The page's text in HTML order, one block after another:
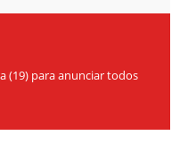
(19) para anunciar todos